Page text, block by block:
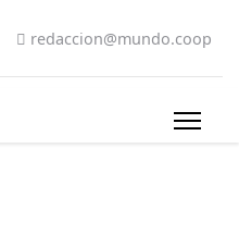
redaccion@mundo.coop